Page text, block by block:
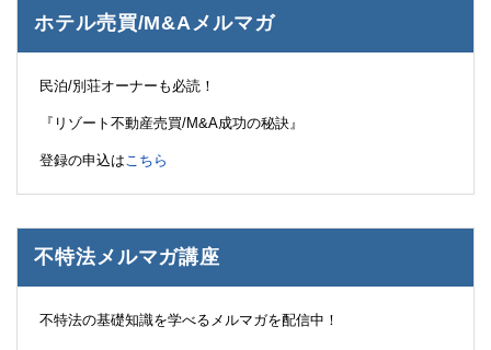
ホテル売買/M&Aメルマガ
民泊/別荘オーナーも必読！
『リゾート不動産売買/M&A成功の秘訣』
登録の申込はこちら
不特法メルマガ講座
不特法の基礎知識を学べるメルマガを配信中！